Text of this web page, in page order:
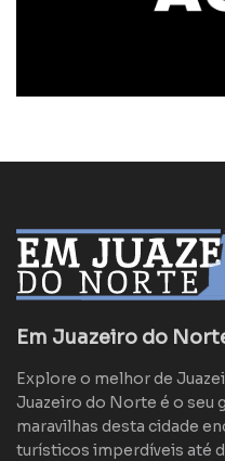
Em Juazeiro do
Explore o melhor de
Juazeiro do Norte é o seu
maravilhas desta cidade
turísticos imperdíveis até